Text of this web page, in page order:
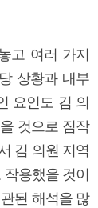
고 여러 가지
상황과 내부
요인도 김 의
것으로 짐작
김 의원 지역
용했을 것이
된 해석을 많